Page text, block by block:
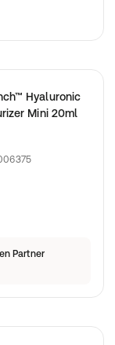
Hyaluronic
Mini 20ml
Hyaluronic Cloud
Partner